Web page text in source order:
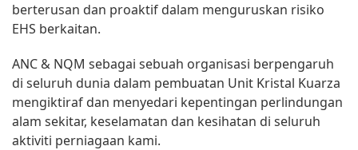
berterusan dan proaktif dalam menguruskan risiko
EHS berkaitan.
ANC & NQM sebagai sebuah organisasi berpengaruh
di seluruh dunia dalam pembuatan Unit Kristal Kuarza
mengiktiraf dan menyedari kepentingan perlindungan
alam sekitar, keselamatan dan kesihatan di seluruh
aktiviti perniagaan kami.